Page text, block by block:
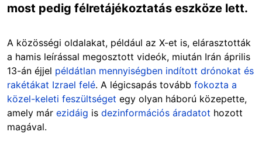
most pedig félretájékoztatás eszköze lett.
A közösségi oldalakat, például az X-et is, elárasztották
a hamis leírással megosztott videók, miután Irán április
13-án éjjel példátlan mennyiségben indított drónokat és
rakétákat Izrael felé. A légicsapás tovább fokozta a
közel-keleti feszültséget egy olyan háború közepette,
amely már ezidáig is dezinformációs áradatot hozott
magával.